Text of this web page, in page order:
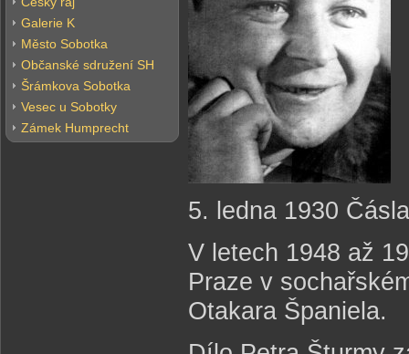
Galerie K
Město Sobotka
Občanské sdružení SH
Šrámkova Sobotka
Vesec u Sobotky
Zámek Humprecht
5. ledna 1930
V letech 1948 až
Praze v
Otakara Španiela.